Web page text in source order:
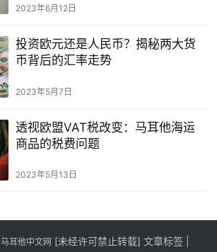
2023年6月12日
投资欧元还是人民币？揭秘两大货
币背后的汇率走势
2023年5月7日
透视欧盟VAT税改变：马耳他海运
商品的税费问题
2023年5月13日
马耳他中文网 [未经许可禁止转载] 文章标签|